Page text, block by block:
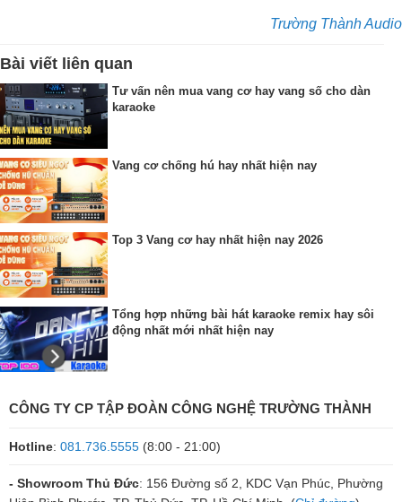
Trường Thành Audio
Bài viết liên quan
Tư vấn nên mua vang cơ hay vang số cho dàn
karaoke
Vang cơ chống hú hay nhất hiện nay
Top 3 Vang cơ hay nhất hiện nay 2026
Tổng hợp những bài hát karaoke remix hay sôi
động nhất mới nhất hiện nay
CÔNG TY CP TẬP ĐOÀN CÔNG NGHỆ TRƯỜNG THÀNH
Hotline: 081.736.5555 (8:00 - 21:00)
- Showroom Thủ Đức: 156 Đường số 2, KDC Vạn Phúc, Phường